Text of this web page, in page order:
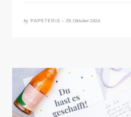
by PAPETERIE • 29. Oktober 2024